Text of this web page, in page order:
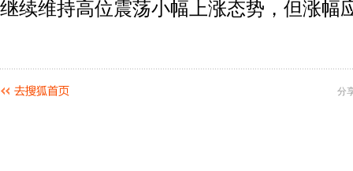
继续维持高位震荡小幅上涨态势，但涨幅
分